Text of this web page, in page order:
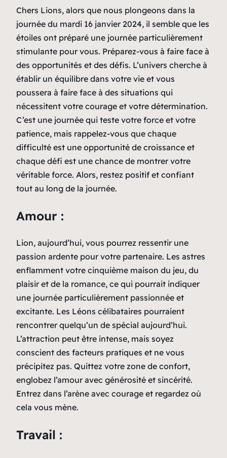
Chers Lions, alors que nous plongeons dans la
journée du mardi 16 janvier 2024, il semble que les
étoiles ont préparé une journée particulièrement
stimulante pour vous. Préparez-vous à faire face à
des opportunités et des défis. L’univers cherche à
établir un équilibre dans votre vie et vous
poussera à faire face à des situations qui
nécessitent votre courage et votre détermination.
C’est une journée qui teste votre force et votre
patience, mais rappelez-vous que chaque
difficulté est une opportunité de croissance et
chaque défi est une chance de montrer votre
véritable force. Alors, restez positif et confiant
tout au long de la journée.
Amour :
Lion, aujourd’hui, vous pourrez ressentir une
passion ardente pour votre partenaire. Les astres
enflamment votre cinquième maison du jeu, du
plaisir et de la romance, ce qui pourrait indiquer
une journée particulièrement passionnée et
excitante. Les Léons célibataires pourraient
rencontrer quelqu’un de spécial aujourd’hui.
L’attraction peut être intense, mais soyez
conscient des facteurs pratiques et ne vous
précipitez pas. Quittez votre zone de confort,
englobez l’amour avec générosité et sincérité.
Entrez dans l’arène avec courage et regardez où
cela vous mène.
Travail :